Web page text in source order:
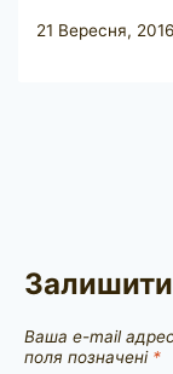
21 Вересня, 2016
Залишити
Ваша e-mail
поля позначені *